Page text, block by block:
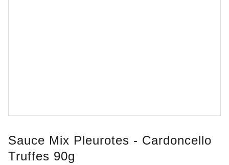
Sauce Mix Pleurotes - Cardoncello
Truffes 90g